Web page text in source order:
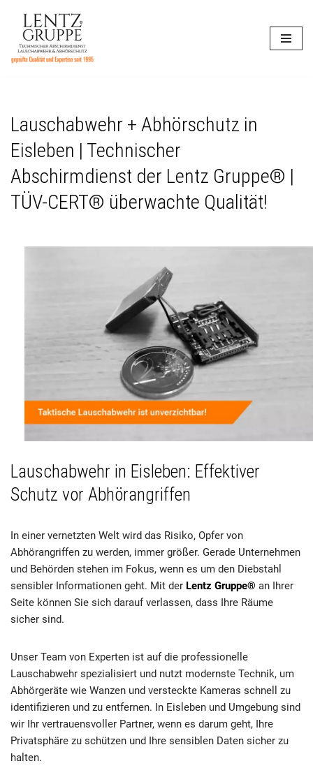
Zum
Inhalt
Lauschabwehr + Abhörschutz in
Eisleben | Technischer
Abschirmdienst der Lentz Gruppe® |
TÜV-CERT® überwachte Qualität!
Lauschabwehr in Eisleben: Effektiver
Schutz vor Abhörangriffen
In einer vernetzten Welt wird das Risiko, Opfer von
Abhörangriffen zu werden, immer größer. Gerade Unternehmen
und Behörden stehen im Fokus, wenn es um den Diebstahl
sensibler Informationen geht. Mit der Lentz Gruppe® an Ihrer
Seite können Sie sich darauf verlassen, dass Ihre Räume
sicher sind.
Unser Team von Experten ist auf die professionelle
Lauschabwehr spezialisiert und nutzt modernste Technik, um
Abhörgeräte wie Wanzen und versteckte Kameras schnell zu
identifizieren und zu entfernen. In Eisleben und Umgebung sind
wir Ihr vertrauensvoller Partner, wenn es darum geht, Ihre
Privatsphäre zu schützen und Ihre sensiblen Daten sicher zu
halten.